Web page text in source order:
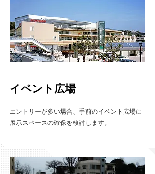
イベント広場
エントリーが多い場合、手前のイベント広場に
展示スペースの確保を検討します。